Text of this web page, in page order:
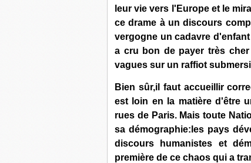
leur vie vers l'Europe et le
ce drame à un discours
vergogne un cadavre
a cru bon de payer très
vagues sur un raffiot
Bien sûr,il faut accueillir
est loin en la matière d'être
rues de Paris. Mais toute
sa démographie:les pays
discours humanistes et
première de ce chaos qui a